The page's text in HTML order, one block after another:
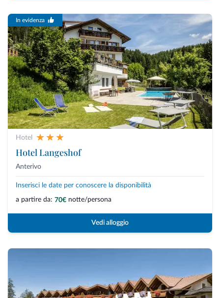
In evidenza
Hotel
Hotel Langeshof
Anterivo
Inserisci le date per conoscere la disponibilità
a partire da: 70€ notte/persona
Vedi alloggio